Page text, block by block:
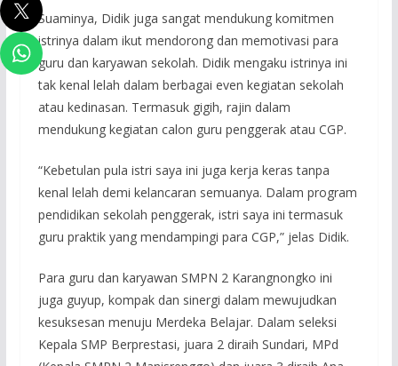
Suaminya, Didik juga sangat mendukung komitmen
istrinya dalam ikut mendorong dan memotivasi para
guru dan karyawan sekolah. Didik mengaku istrinya ini
tak kenal lelah dalam berbagai even kegiatan sekolah
atau kedinasan. Termasuk gigih, rajin dalam
mendukung kegiatan calon guru penggerak atau CGP.
“Kebetulan pula istri saya ini juga kerja keras tanpa
kenal lelah demi kelancaran semuanya. Dalam program
pendidikan sekolah penggerak, istri saya ini termasuk
guru praktik yang mendampingi para CGP,” jelas Didik.
Para guru dan karyawan SMPN 2 Karangnongko ini
juga guyup, kompak dan sinergi dalam mewujudkan
kesuksesan menuju Merdeka Belajar. Dalam seleksi
Kepala SMP Berprestasi, juara 2 diraih Sundari, MPd